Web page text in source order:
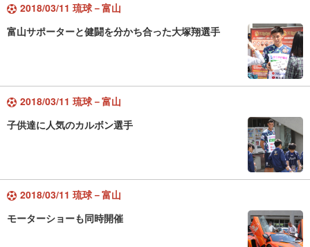
2018/03/11 琉球－富山
富山サポーターと健闘を分かち合った大塚翔選手
2018/03/11 琉球－富山
子供達に人気のカルボン選手
2018/03/11 琉球－富山
モーターショーも同時開催